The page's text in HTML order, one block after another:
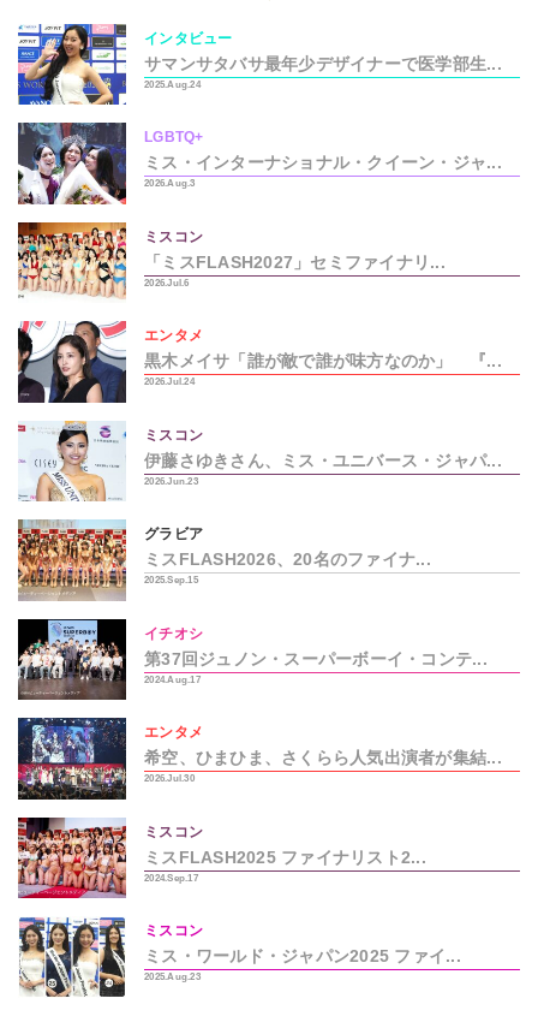
インタビュー
サマンサタバサ最年少デザイナーで医学部生...
2025.Aug.24
LGBTQ+
ミス・インターナショナル・クイーン・ジャ...
2026.Aug.3
ミスコン
「ミスFLASH2027」セミファイナリ...
2026.Jul.6
エンタメ
黒木メイサ「誰が敵で誰が味方なのか」 『...
2026.Jul.24
ミスコン
伊藤さゆきさん、ミス・ユニバース・ジャパ...
2026.Jun.23
グラビア
ミスFLASH2026、20名のファイナ...
2025.Sep.15
イチオシ
第37回ジュノン・スーパーボーイ・コンテ...
2024.Aug.17
エンタメ
希空、ひまひま、さくらら人気出演者が集結...
2026.Jul.30
ミスコン
ミスFLASH2025 ファイナリスト2...
2024.Sep.17
ミスコン
ミス・ワールド・ジャパン2025 ファイ...
2025.Aug.23